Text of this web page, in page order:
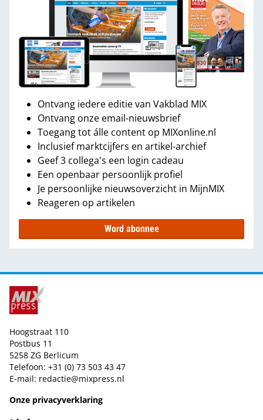
Ontvang iedere editie van Vakblad MIX
Ontvang onze email-nieuwsbrief
Toegang tot álle content op MIXonline.nl
Inclusief marktcijfers en artikel-archief
Geef 3 collega's een login cadeau
Een openbaar persoonlijk profiel
Je persoonlijke nieuwsoverzicht in MijnMIX
Reageren op artikelen
Word abonnee
Hoogstraat 110
Postbus 11
5258 ZG Berlicum
Telefoon: +31 (0) 73 503 43 47
E-mail: redactie@mixpress.nl
Onze privacyverklaring